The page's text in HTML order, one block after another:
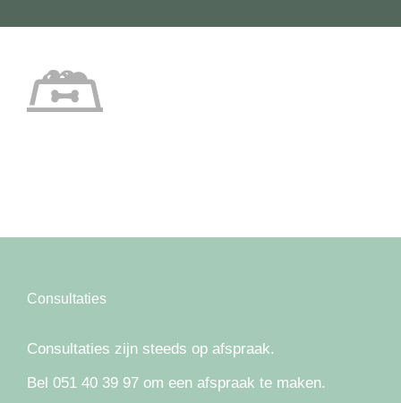
Consultaties
Consultaties zijn steeds op afspraak.
Bel 051 40 39 97 om een afspraak te maken.